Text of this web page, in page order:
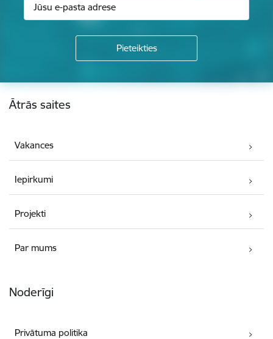
Kājene
Ātrās saites
Vakances
Iepirkumi
Projekti
Par mums
Noderīgi
Privātuma politika